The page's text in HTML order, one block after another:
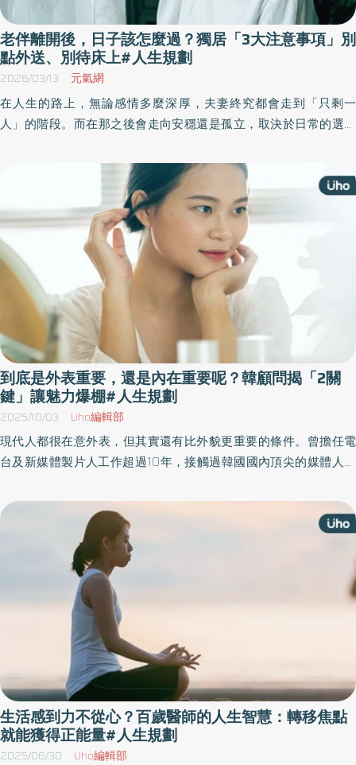
老伴離開後，日子該怎麼過？獨居「3大注意事項」別
點外送、別待床上#人生規劃
2026/03/13 元氣網
在人生的路上，無論感情多麼深厚，夫妻終究都會走到「只剩一
人」的階段。而在那之後會走向安穩還是孤立，取決於日常的選擇
出，當一個人生活時，有些看似微小的習慣與環境安排，實際上正
是決定未來生活品質的關鍵。
到底是外表重要，還是內在重要呢？韓顧問揭「2關
鍵」讓魅力爆棚#人生規劃
2025/10/03 Uho編輯部
現代人都很在意外表，但其實還有比外貌更重要的條件。曾擔任電
台及新媒體製片人工作超過10年，接觸過韓國國內頂尖的媒體人，
化為優點的經歷，並探索各種魅力的可能性，幫助讀者找到屬於自
己的魅力，在人際關係、工作和生活中取得成功。以下為原書摘
生活感到力不從心？百歲醫師的人生智慧：轉移焦點
就能獲得正能量#人生規劃
2025/06/30 Uho編輯部